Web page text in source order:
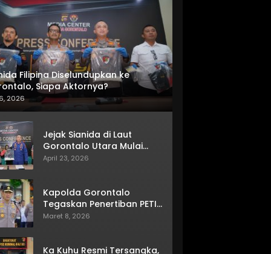
Filipina Diselundupkan ke
Siapa Aktornya?
2026
Jejak Sianida di Laut
Gorontalo Utara Mulai
Terkuak
April 23, 2026
Kapolda Gorontalo
Tegaskan Penertiban PETI
Terus Berjalan
Maret 8, 2026
Ka Kuhu Resmi Tersangka,